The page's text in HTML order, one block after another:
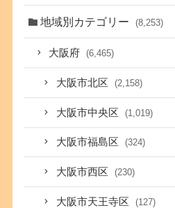
地域別カテゴリー (8,253)
大阪府 (6,465)
大阪市北区 (2,158)
大阪市中央区 (1,019)
大阪市福島区 (324)
大阪市西区 (230)
大阪市天王寺区 (127)